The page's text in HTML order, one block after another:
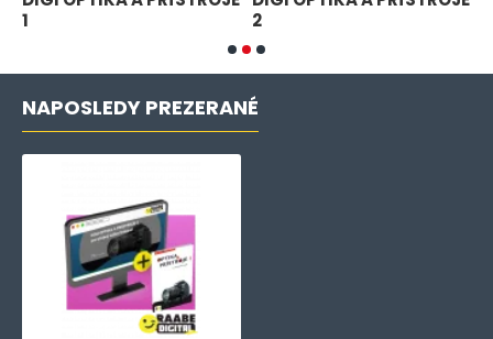
1
2
NAPOSLEDY PREZERANÉ